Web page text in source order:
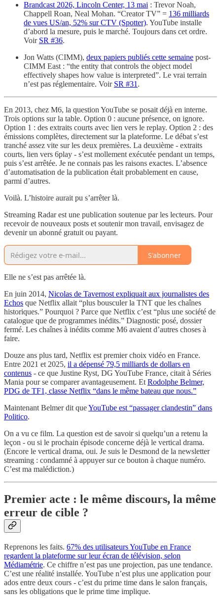
Brandcast 2026, Lincoln Center, 13 mai : Trevor Noah,
Chappell Roan, Neal Mohan. “Creator TV” = 136 milliards
de vues US/an, 52% sur CTV (Spotter). YouTube installe
d’abord la mesure, puis le marché. Toujours dans cet ordre.
Voir SR #36.
Jon Watts (CIMM), deux papiers publiés cette semaine post-
CIMM East : “the entity that controls the object model
effectively shapes how value is interpreted”. Le vrai terrain
n’est pas réglementaire. Voir SR #31 .
En 2013, chez M6, la question YouTube se posait déjà en interne.
Trois options sur la table. Option 0 : aucune présence, on ignore.
Option 1 : des extraits courts avec lien vers le replay. Option 2 : des
émissions complètes, directement sur la plateforme. Le débat s’est
tranché assez vite sur les deux premières. La deuxième - extraits
courts, lien vers 6play - s’est mollement exécutée pendant un temps,
puis s’est arrêtée. Je ne connais pas les raisons exactes. L’absence
d’automatisation de la publication était probablement en cause,
parmi d’autres.
Voilà. L’histoire aurait pu s’arrêter là.
Streaming Radar est une publication soutenue par les lecteurs. Pour
recevoir de nouveaux posts et soutenir mon travail, envisagez de
devenir un abonné gratuit ou payant.
S'abonner
Elle ne s’est pas arrêtée là.
En juin 2014, Nicolas de Tavernost expliquait aux journalistes des
Echos que Netflix allait “plus bousculer la TNT que les chaînes
historiques.” Pourquoi ? Parce que Netflix c’est “plus une société de
catalogue que de programmes inédits.” Diagnostic posé, dossier
fermé. Les chaînes à inédits comme M6 avaient d’autres choses à
faire.
Douze ans plus tard, Netflix est premier choix vidéo en France.
Entre 2021 et 2025, il a dépensé 79,5 milliards de dollars en
contenus - ce que Justine Ryst, DG YouTube France, citait à Séries
Mania pour se comparer avantageusement. Et Rodolphe Belmer,
PDG de TF1, classe Netflix “dans le même bateau que nous.”
Maintenant Belmer dit queYouTube est “passager clandestin” dans
Politico.
On a vu ce film. La question est de savoir si quelqu’un a retenu la
leçon - ou si le prochain épisode concerne déjà le vertical drama.
(Encore le vertical drama, oui. Je suis le Desmond de la newsletter
streaming : condamné à appuyer sur ce bouton à chaque numéro.
C’est ma malédiction.)
Premier acte : le même discours, la même
erreur de cible ?
Reprenons les faits. 67% des utilisateurs YouTube en France
regardent la plateforme sur leur écran de télévision, selon
Médiamétrie. Ce chiffre n’est pas une projection, pas une tendance.
C’est une réalité installée. YouTube n’est plus une application pour
ados entre deux cours - c’est du prime time dans le salon français,
sans les obligations que le prime time implique.